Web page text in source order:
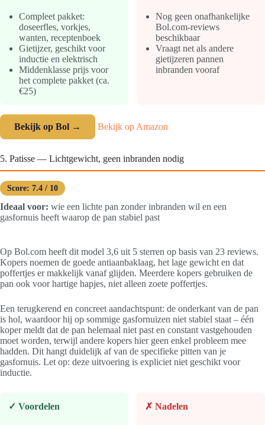
Compleet pakket:
doseerfles, vorkjes,
wanten, receptenboek
Gietijzer, geschikt voor
inductie en elektrisch
Middenklasse prijs voor
het complete pakket (ca.
€25)
Nog geen onafhankelijke
Bol.com-reviews
beschikbaar
Vraagt net als andere
gietijzeren pannen
inbranden vooraf
Bekijk op Bol → Bekijk op Amazon
5. Patisse — Lichtgewicht, geen inbranden nodig
Score: 7.4 / 10
Ideaal voor: wie een lichte pan zonder inbranden wil en een
gasfornuis heeft waarop de pan stabiel past
Op Bol.com heeft dit model 3,6 uit 5 sterren op basis van 23 reviews.
Kopers noemen de goede antiaanbaklaag, het lage gewicht en dat
poffertjes er makkelijk vanaf glijden. Meerdere kopers gebruiken de
pan ook voor hartige hapjes, niet alleen zoete poffertjes.
Een terugkerend en concreet aandachtspunt: de onderkant van de pan
is hol, waardoor hij op sommige gasfornuizen niet stabiel staat – één
koper meldt dat de pan helemaal niet past en constant vastgehouden
moet worden, terwijl andere kopers hier geen enkel probleem mee
hadden. Dit hangt duidelijk af van de specifieke pitten van je
gasfornuis. Let op: deze uitvoering is expliciet niet geschikt voor
inductie.
✓ Voordelen ✗ Nadelen